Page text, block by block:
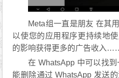
Meta组一直是朋友 在其
以使您的应用程序更持续地
的影响获得更多的广告收入
在 WhatsApp 中可以找
能删除通过 WhatsApp 发送